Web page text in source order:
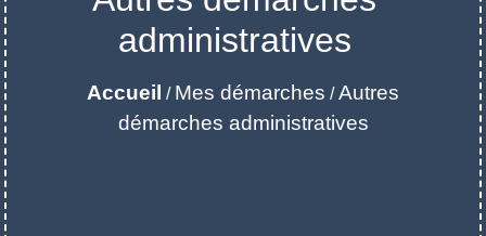
administratives
Accueil / Mes démarches /Autres
démarches administratives